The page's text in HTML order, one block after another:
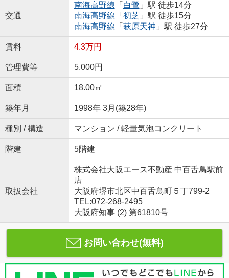
交通
南海高野線 「 白鷺 」駅 徒歩14分
南海高野線 「 初芝」駅 徒歩15分
南海高野線 「 萩原天神 」駅 徒歩27分
賃料 4.3万円
管理費等 5,000円
面積 18.00㎡
築年月 1998年 3月(築28年)
種別 / 構造 マンション / 軽量気泡コンクリート
階建 5階建
取扱会社
株式会社大阪エース不動産 中百舌鳥駅前
店
大阪府堺市北区中百舌鳥町５丁799-2
TEL:072-268-2495
大阪府知事 (2) 第61810号
お問い合わせ(無料)